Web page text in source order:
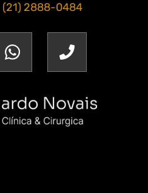
(21) 2888-0484